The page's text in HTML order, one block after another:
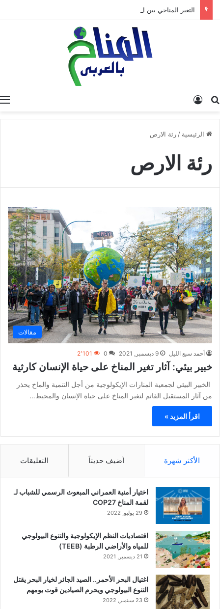
البحث عن
الرئيسية / رئة الارص
رئة الارص
مقالات
أحمد سبع الليل 9 ديسمبر, 2021 0 2٬101
خبير بيئي: آثار تغير المناخ على حياة الإنسان كارثية
الخبير البيئي لجمعية المنارات الإيكولوجية من أجل التنمية والماخ يحذر
من آثار المستقبل القاتم لتغير المناخ على حياة الإنسان والمحيط…
اقرأ المزيد »
الأكثر شهرة أضيف حديثاً التعليقات
اختيار أمنية العمراني المبعوث الرسمي للشباب لـ
لقمة المناخ COP27
29 يوليو, 2022
اقتصاديات النظم الإيكولوجية والتنوع البيولوجي
للمياه والأراضي الرطبة (TEEB)
21 ديسمبر, 2021
اغتيال البحر الأحمر.. الصيد الجائر لخيار البحر يقتل
التنوع البيولوجي ويحرم الصيادين قوت يومهم
23 سبتمبر, 2022